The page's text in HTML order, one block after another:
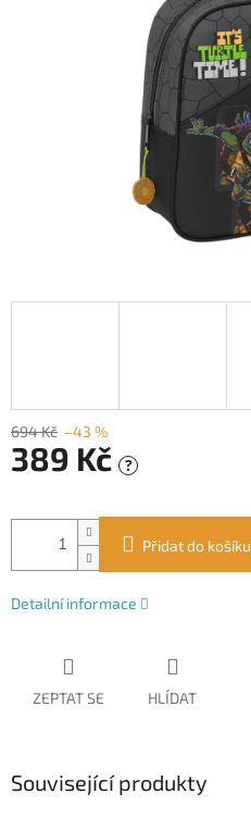
694 Kč –43 %
389 Kč ?
cena:
Přidat do košíku
Detailní informace
ZEPTAT SE HLÍDAT
Související produkty